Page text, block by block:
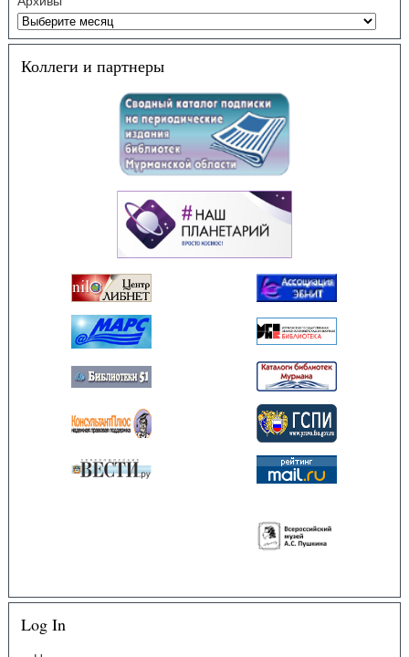
Коллеги и партнеры
Log In